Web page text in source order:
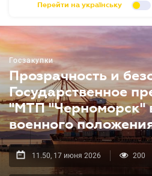
Перейти на українську
Госзакупки
Прозрачность и
Государственное
"МТП "Черноморск"
военного
11.50, 17 июня 2026 200